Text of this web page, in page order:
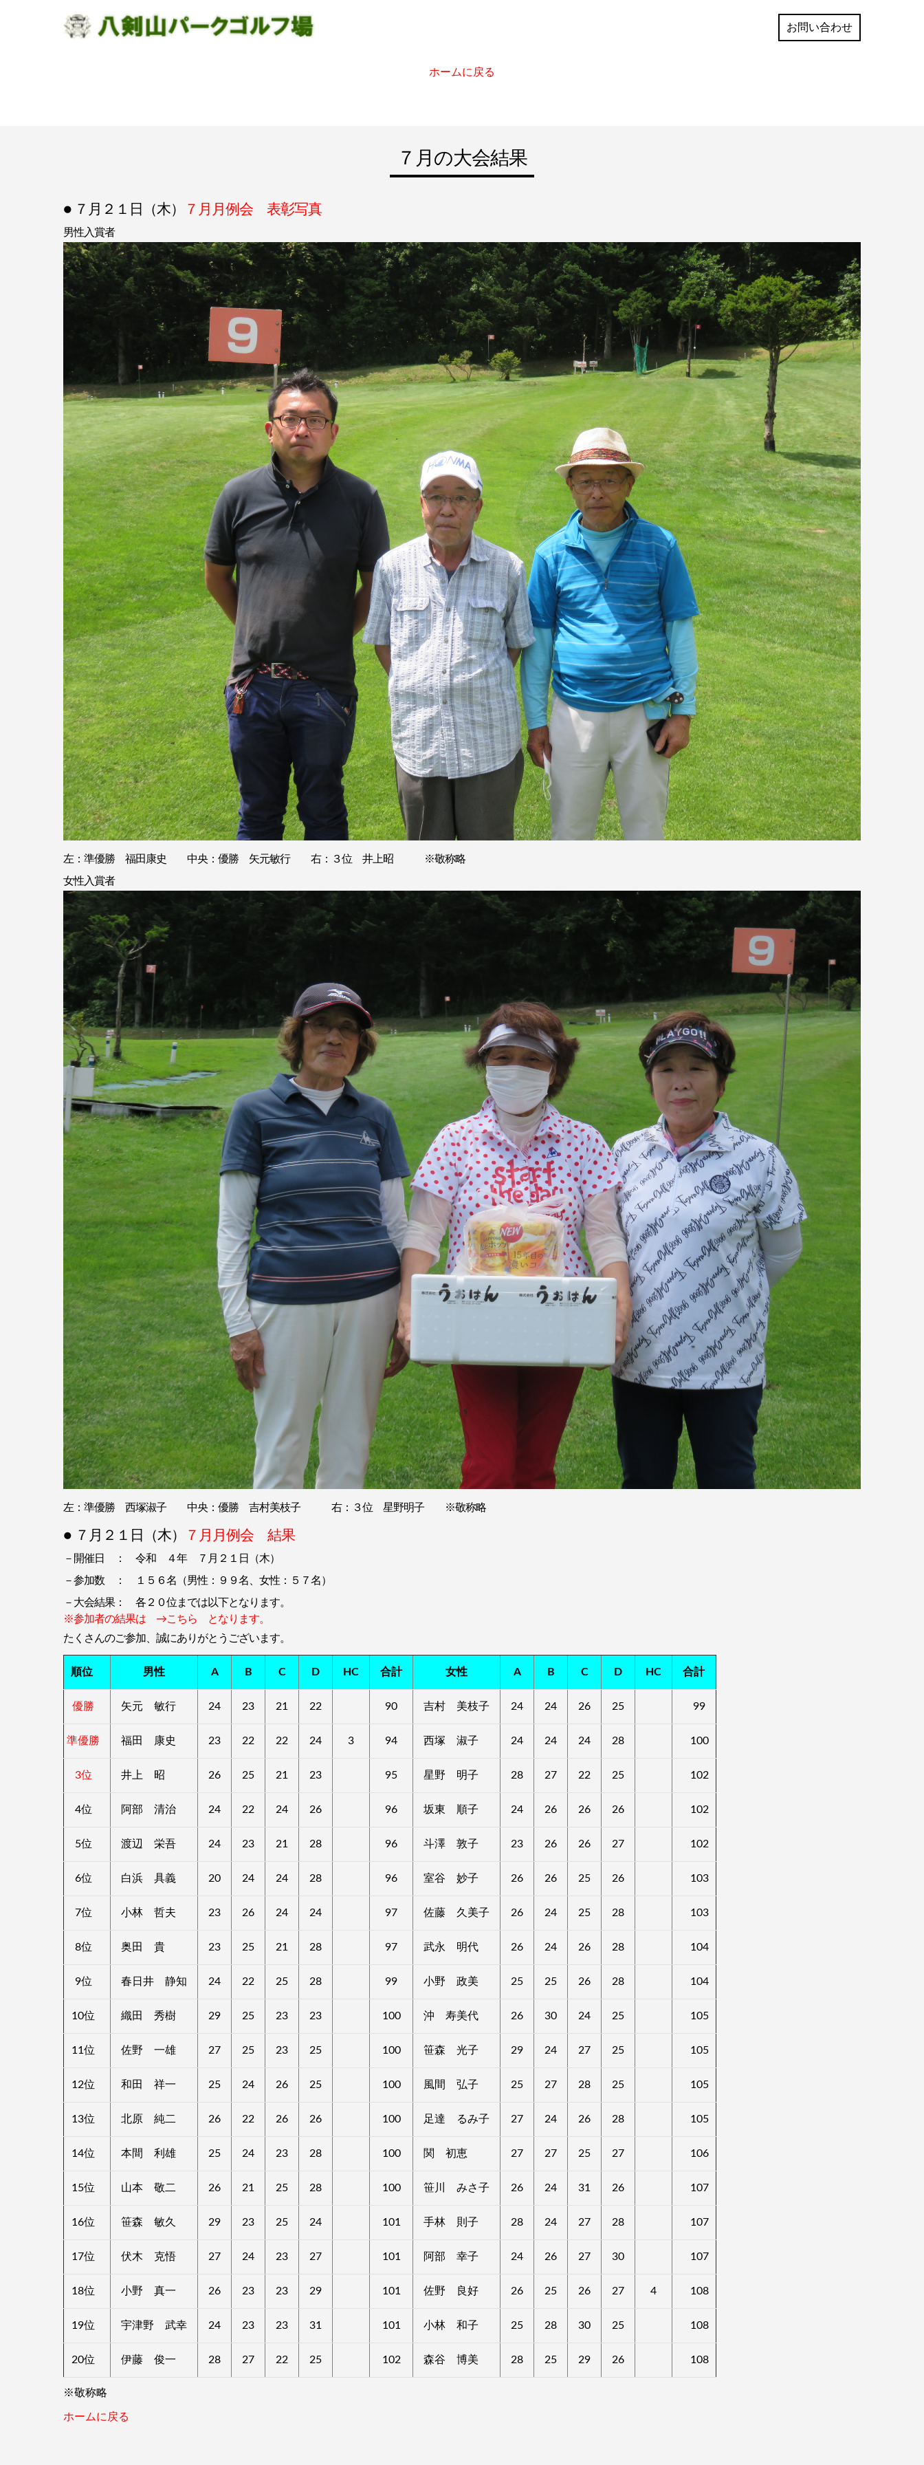
お問い合わせ
ホームに戻る
７月の大会結果
● ７月２１日（木） ７月月例会 表彰写真
男性入賞者
左：準優勝 福田康史 中央：優勝 矢元敏行 右：３位 井上昭 ※敬称略
女性入賞者
左：準優勝 西塚淑子 中央：優勝 吉村美枝子 右：３位 星野明子 ※敬称略
● ７月２１日（木） ７月月例会 結果
－開催日 ： 令和 ４年 ７月２１日（木）
－参加数 ： １５６名（男性：９９名、女性：５７名）
－大会結果： 各２０位までは以下となります。
※参加者の結果は →こちら となります。
たくさんのご参加、誠にありがとうございます。
順位 男性 A B C D HC 合計 女性 A B C D HC 合計
優勝 矢元 敏行 24 23 21 22 90 吉村 美枝子 24 24 26 25 99
準優勝 福田 康史 23 22 22 24 3 94 西塚 淑子 24 24 24 28 100
3位 井上 昭 26 25 21 23 95 星野 明子 28 27 22 25 102
4位 阿部 清治 24 22 24 26 96 坂東 順子 24 26 26 26 102
5位 渡辺 栄吾 24 23 21 28 96 斗澤 敦子 23 26 26 27 102
6位 白浜 具義 20 24 24 28 96 室谷 妙子 26 26 25 26 103
7位 小林 哲夫 23 26 24 24 97 佐藤 久美子 26 24 25 28 103
8位 奥田 貴 23 25 21 28 97 武永 明代 26 24 26 28 104
9位 春日井 静知 24 22 25 28 99 小野 政美 25 25 26 28 104
10位 織田 秀樹 29 25 23 23 100 沖 寿美代 26 30 24 25 105
11位 佐野 一雄 27 25 23 25 100 笹森 光子 29 24 27 25 105
12位 和田 祥一 25 24 26 25 100 風間 弘子 25 27 28 25 105
13位 北原 純二 26 22 26 26 100 足達 るみ子 27 24 26 28 105
14位 本間 利雄 25 24 23 28 100 関 初恵 27 27 25 27 106
15位 山本 敬二 26 21 25 28 100 笹川 みさ子 26 24 31 26 107
16位 笹森 敏久 29 23 25 24 101 手林 則子 28 24 27 28 107
17位 伏木 克悟 27 24 23 27 101 阿部 幸子 24 26 27 30 107
18位 小野 真一 26 23 23 29 101 佐野 良好 26 25 26 27 4 108
19位 宇津野 武幸 24 23 23 31 101 小林 和子 25 28 30 25 108
20位 伊藤 俊一 28 27 22 25 102 森谷 博美 28 25 29 26 108
※敬称略
ホームに戻る